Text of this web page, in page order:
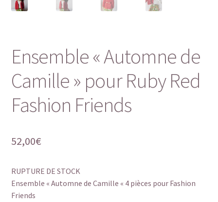
Ensemble « Automne de
Camille » pour Ruby Red
Fashion Friends
52,00€
RUPTURE DE STOCK
Ensemble « Automne de Camille « 4 pièces pour Fashion
Friends